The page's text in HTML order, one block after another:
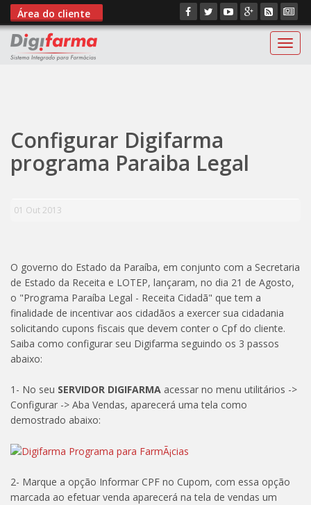
Área do cliente
Configurar Digifarma
programa Paraiba Legal
01 Out 2013
O governo do Estado da Paraíba, em conjunto com a Secretaria
de Estado da Receita e LOTEP, lançaram, no dia 21 de Agosto,
o "Programa Paraíba Legal - Receita Cidadã" que tem a
finalidade de incentivar aos cidadãos a exercer sua cidadania
solicitando cupons fiscais que devem conter o Cpf do cliente.
Saiba como configurar seu Digifarma seguindo os 3 passos
abaixo:
1- No seu SERVIDOR DIGIFARMA acessar no menu utilitários ->
Configurar -> Aba Vendas, aparecerá uma tela como
demostrado abaixo:
2- Marque a opção Informar CPF no Cupom, com essa opção
marcada ao efetuar venda aparecerá na tela de vendas um